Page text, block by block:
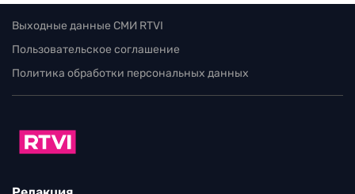
Выходные данные СМИ RTVI
Пользовательское соглашение
Политика обработки персональных данных